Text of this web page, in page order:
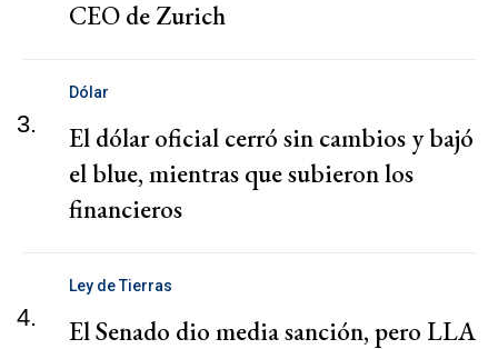
CEO de Zurich
3.
Dólar
El dólar oficial cerró sin cambios y bajó
el blue, mientras que subieron los
financieros
4.
Ley de Tierras
El Senado dio media sanción, pero LLA